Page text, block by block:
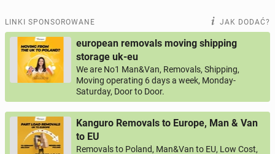
LINKI SPONSOROWANE JAK DODAĆ?
european removals moving shipping
storage uk-eu
We are No1 Man&Van, Removals, Shipping,
Moving operating 6 days a week, Monday-
Saturday, Door to Door.
Kanguro Removals to Europe, Man & Van
to EU
Removals to Poland, Man&Van to EU, Low Cost,